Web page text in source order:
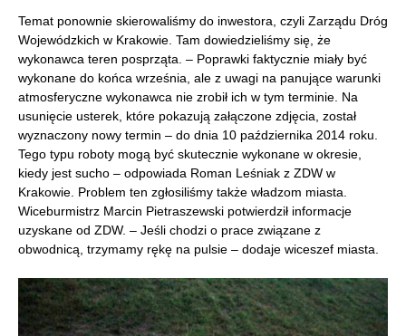
Temat ponownie skierowaliśmy do inwestora, czyli Zarządu Dróg
Wojewódzkich w Krakowie. Tam dowiedzieliśmy się, że
wykonawca teren posprząta. – Poprawki faktycznie miały być
wykonane do końca września, ale z uwagi na panujące warunki
atmosferyczne wykonawca nie zrobił ich w tym terminie. Na
usunięcie usterek, które pokazują załączone zdjęcia, został
wyznaczony nowy termin – do dnia 10 października 2014 roku.
Tego typu roboty mogą być skutecznie wykonane w okresie,
kiedy jest sucho – odpowiada Roman Leśniak z ZDW w
Krakowie. Problem ten zgłosiliśmy także władzom miasta.
Wiceburmistrz Marcin Pietraszewski potwierdził informacje
uzyskane od ZDW. – Jeśli chodzi o prace związane z
obwodnicą, trzymamy rękę na pulsie – dodaje wiceszef miasta.